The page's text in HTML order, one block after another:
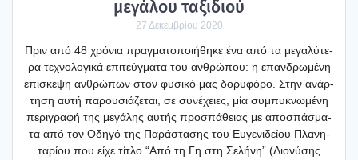
μεγά­λου ταξι­διού
27 Δεκεμβρίου 2020
Πριν από 48 χρό­νια πραγ­μα­το­ποι­ή­θη­κε ένα από τα μεγα­λύ­τε­
ρα τεχνο­λο­γι­κά επι­τεύγ­μα­τα του ανθρώ­που: η επαν­δρω­μέ­νη
επί­σκε­ψη ανθρώ­πων στον φυσι­κό μας δορυ­φό­ρο. Στην ανάρ­
τη­ση αυτή παρου­σιά­ζε­ται, σε συνέ­χειες, μία συμπυ­κνω­μέ­νη
περι­γρα­φή της μεγά­λης αυτής προ­σπά­θειας με απο­σπά­σμα­
τα από τον Οδη­γό της Παρά­στα­σης του Ευγε­νι­δεί­ου Πλα­νη­
τα­ρί­ου που είχε τίτλο “Από τη Γη στη Σελή­νη” (Διο­νύ­σης